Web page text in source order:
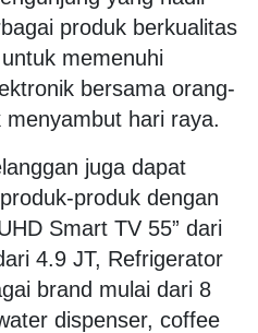
produk berkualitas
memenuhi
bersama orang-
hari raya.
juga dapat
produk dengan
Smart TV 55” dari
4.9 JT, Refrigerator
brand mulai dari 8
dispenser, coffee